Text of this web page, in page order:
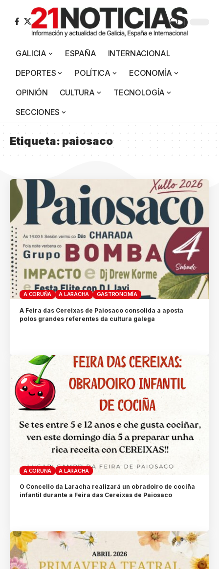
GALICIA ESPAÑA
INTERNACIONAL
DEPORTES
POLÍTICA
ECONOMÍA
OPINIÓN
CULTURA
TECNOLOGÍA
SECCIONES
Etiqueta:paiosaco
A CORUÑA A LARACHA GASTRONOMÍA
A Feira das Cereixas de Paiosaco consolida a aposta
polos grandes referentes da cultura galega
A CORUÑA A LARACHA
O Concello da Laracha realizará un obradoiro de cociña
infantil durante a Feira das Cereixas de Paiosaco